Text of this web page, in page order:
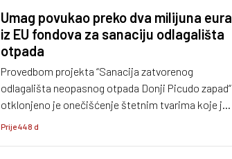
Umag povukao preko dva milijuna eura
iz EU fondova za sanaciju odlagališta
otpada
Provedbom projekta “Sanacija zatvorenog
odlagališta neopasnog otpada Donji Picudo zapad“
otklonjeno je onečišćenje štetnim tvarima koje je
neminovno nastalo tijekom dugogodišnjeg rada
Prije 448 d